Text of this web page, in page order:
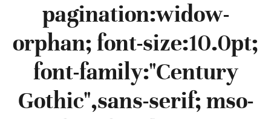
pagination:widow-
orphan; font-size:10.0pt;
font-family:"Century
Gothic",sans-serif; mso-